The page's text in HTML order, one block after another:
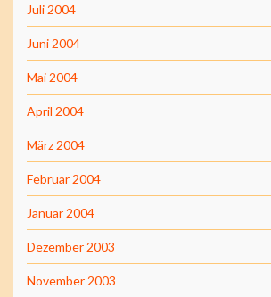
Juli 2004
Juni 2004
Mai 2004
April 2004
März 2004
Februar 2004
Januar 2004
Dezember 2003
November 2003